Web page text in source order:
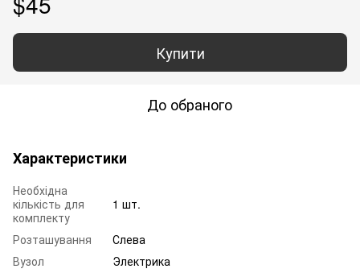
Купити
До обраного
Характеристики
Необхідна
кількість для
комплекту
1 шт.
Розташування
Слева
Вузол
Электрика